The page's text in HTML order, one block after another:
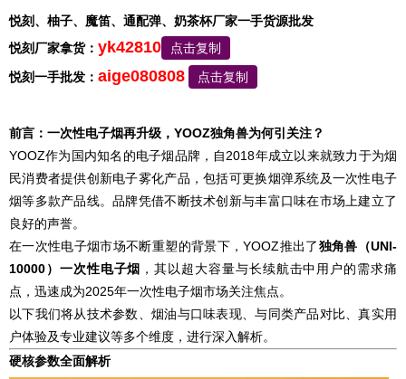
悦刻、柚子、魔笛、通配弹、奶茶杯厂家一手货源批发
悦刻厂家拿货： yk42810
点击复制
悦刻一手批发： aige080808 点击复制
前言：一次性电子烟再升级，YOOZ独角兽为何引关注？
YOOZ作为国内知名的电子烟品牌，自2018年成立以来就致力于为烟
民消费者提供创新电子雾化产品，包括可更换烟弹系统及一次性电子
烟等多款产品线。品牌凭借不断技术创新与丰富口味在市场上建立了
良好的声誉。
在一次性电子烟市场不断重塑的背景下，YOOZ推出了独角兽（UNI-
10000）一次性电子烟 ，其以超大容量与长续航击中用户的需求痛
点，迅速成为2025年一次性电子烟市场关注焦点。
以下我们将从技术参数、烟油与口味表现、与同类产品对比、真实用
户体验及专业建议等多个维度，进行深入解析。
硬核参数全面解析